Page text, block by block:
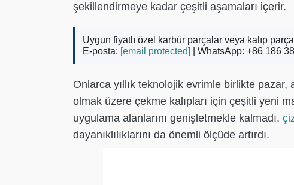
şekillendirmeye kadar çeşitli aşamaları içerir.
Uygun fiyatlı özel karbür parçalar veya kalıp
E-posta: [email protected] | WhatsApp: +86 186
Onlarca yıllık teknolojik evrimle birlikte
olmak üzere çekme kalıpları için çeşitli yeni
uygulama alanlarını genişletmekle kalmadı.
dayanıklılıklarını da önemli ölçüde artırdı.